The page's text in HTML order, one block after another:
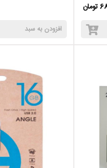
افزودن به سبد